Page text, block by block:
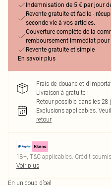
Indemnisation de 5 € par jour
Revente gratuite et facile -
seconde vie à vos articles.
Couverture complète de la
remboursement immédiat
Revente gratuite et simple
En savoir plus
Frais de douane et
Livraison à gratuite !
Retour possible dans les 28
Exclusions applicables.
retour
18+, T&C applicables. Crédit
Voir plus
En un coup d’œil